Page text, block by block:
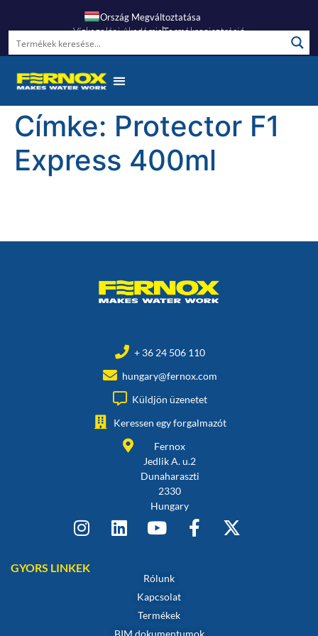
Ország Megváltoztatása
Vízkezelési AkadémiaTermékregisztráció
Címke: Protector F1
Express 400ml
+ 36 24 506 110
hungary@fernox.com
Küldjön üzenetet
Keressen egy forgalmazót
Fernox
Jedlik A. u.2
Dunaharaszti
2330
Hungary
GYORS LINKEK
Rólunk
Kapcsolat
Termékek
BIM dokumentumok